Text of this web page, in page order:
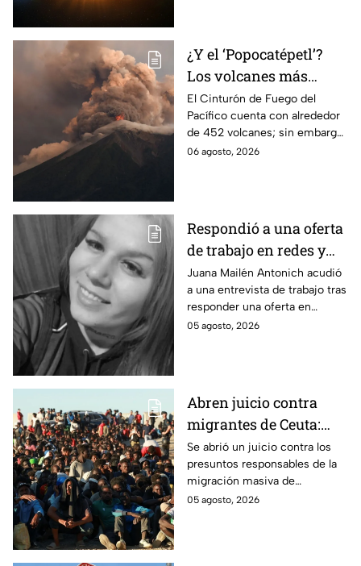
¿Y el ‘Popocatépetl’?
Los volcanes más
activos del Cinturón de
Fuego
El Cinturón de Fuego del
Pacífico cuenta con alrededor
de 452 volcanes; sin embargo,
solo algunos de ellos presentan
06 agosto, 2026
Respondió a una oferta
de trabajo en redes y
nunca volvió: La
historia detrás del
feminicidio de Juana
Mailén Antonich
Juana Mailén Antonich acudió
a una entrevista de trabajo tras
responder una oferta en
Facebook; fue hallada sin vida
05 agosto, 2026
Abren juicio contra
migrantes de Ceuta:
Son acusados de
provocar éxodo de más
de 70 mil personas
Se abrió un juicio contra los
presuntos responsables de la
migración masiva de
Marruecos a España en la
05 agosto, 2026